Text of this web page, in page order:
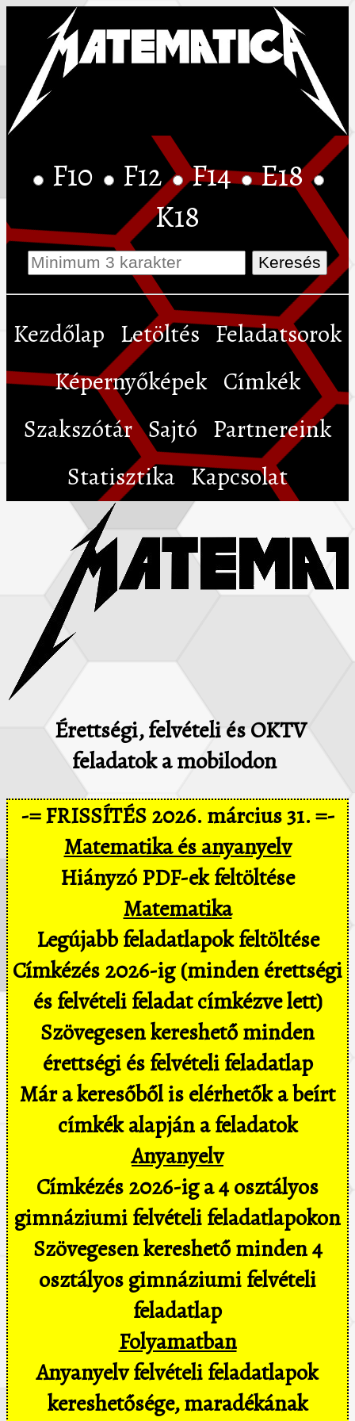
F10 F12 F14 E18
K18
Kezdőlap Letöltés Feladatsorok
Képernyőképek Címkék
Szakszótár Sajtó Partnereink
Statisztika Kapcsolat
Érettségi, felvételi és OKTV
feladatok a mobilodon
-= FRISSÍTÉS 2026. március 31. =-
Matematika és anyanyelv
Hiányzó PDF-ek feltöltése
Matematika
Legújabb feladatlapok feltöltése
Címkézés 2026-ig (minden érettségi
és felvételi feladat címkézve lett)
Szövegesen kereshető minden
érettségi és felvételi feladatlap
Már a keresőből is elérhetők a beírt
címkék alapján a feladatok
Anyanyelv
Címkézés 2026-ig a 4 osztályos
gimnáziumi felvételi feladatlapokon
Szövegesen kereshető minden 4
osztályos gimnáziumi felvételi
feladatlap
Folyamatban
Anyanyelv felvételi feladatlapok
kereshetősége, maradékának